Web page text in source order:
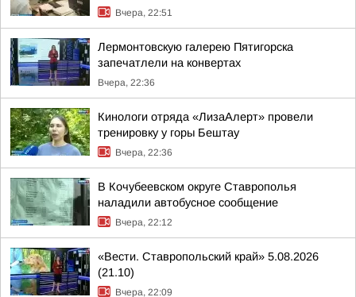
Вчера, 22:51
Лермонтовскую галерею Пятигорска
запечатлели на конвертах
Вчера, 22:36
Кинологи отряда «ЛизаАлерт» провели
тренировку у горы Бештау
Вчера, 22:36
В Кочубеевском округе Ставрополья
наладили автобусное сообщение
Вчера, 22:12
«Вести. Ставропольский край» 5.08.2026
(21.10)
Вчера, 22:09